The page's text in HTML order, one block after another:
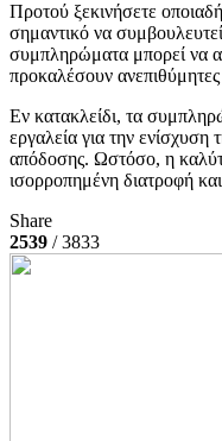
Προτού ξεκινήσετε
σημαντικό να
συμπληρώματα μπορεί να
προκαλέσουν ανεπιθύμητες
Εν κατακλείδι, τα
εργαλεία για την ενίσχυση
απόδοσης. Ωστόσο, η
ισορροπημένη διατροφή
Share
2539 / 3833